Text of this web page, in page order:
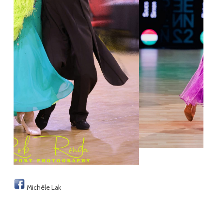
Michèle Lak